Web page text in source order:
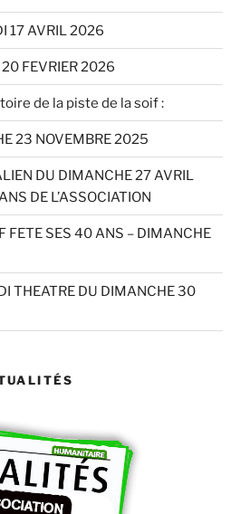
17 AVRIL 2026
FEVRIER 2026
de la piste de la soif :
23 NOVEMBRE 2025
DU DIMANCHE 27 AVRIL
DE L’ASSOCIATION
FETE SES 40 ANS – DIMANCHE
THEATRE DU DIMANCHE 30